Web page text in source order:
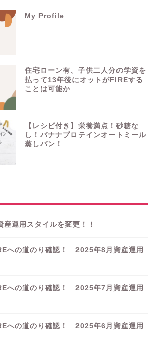
My Profile
住宅ローン有、子供二人分の学資を
払って13年後にオットがFIREする
ことは可能か
【レシピ付き】栄養満点！砂糖な
し！バナナプロテインオートミール
蒸しパン！
運用スタイルを変更！！
への道のり確認！ 2025年8月資産運用
への道のり確認！ 2025年7月資産運用
への道のり確認！ 2025年6月資産運用